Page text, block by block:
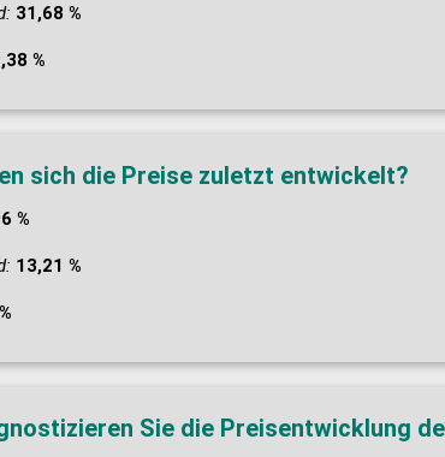
31,68 %
%
sich die Preise zuletzt entwickelt?
%
13,21 %
Sie die Preisentwicklung